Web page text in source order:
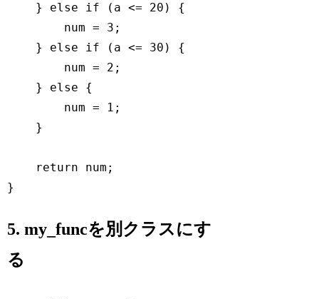
    }
else if (a <= 20 ) {
        num =
3 ;
    }
else if (a <= 30 ) {
        num =
2 ;
    }
else {
        num =
1 ;
    }
return num;
}
5. my_funcを別クラスにす
る